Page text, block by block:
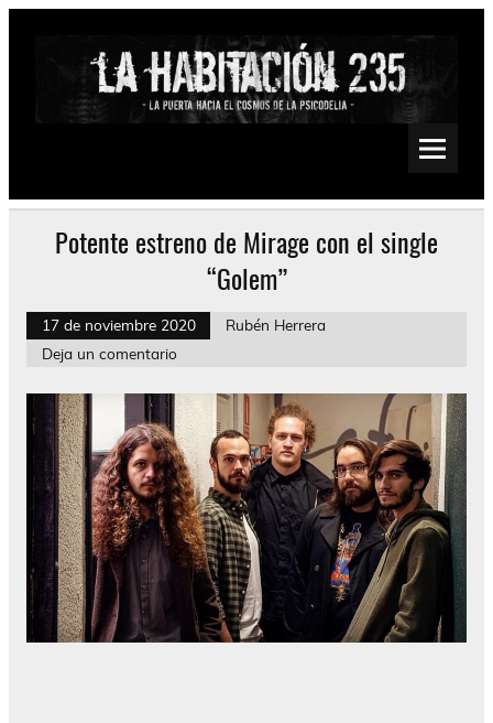
Saltar
Psychedelic, Stoner, Doom, Sludge, Fuzz, Space, Drone
Potente estreno de Mirage con el single
“Golem”
17 de noviembre 2020
Rubén Herrera
Deja un comentario